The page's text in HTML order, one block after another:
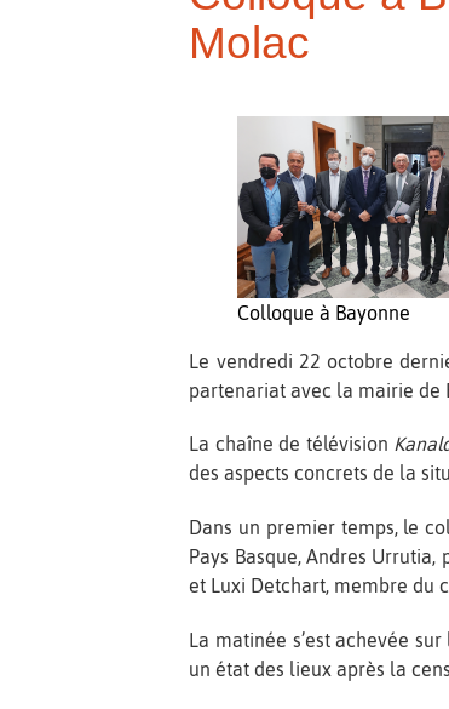
Molac
Colloque à Bayonne
Le vendredi 22 octobre
partenariat avec la mairie de
La chaîne de télévision
des aspects concrets de la
Dans un premier temps, le
Pays Basque, Andres
et Luxi Detchart, membre du
La matinée s’est achevée
un état des lieux après la